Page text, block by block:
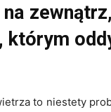
którym
to niestety